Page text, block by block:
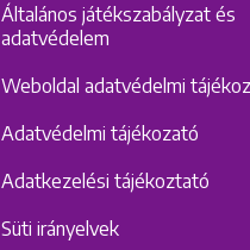
Általános játékszabályzat és
adatvédelem
Weboldal adatvédelmi
Adatvédelmi tájékozató
Adatkezelési tájékoztató
Süti irányelvek